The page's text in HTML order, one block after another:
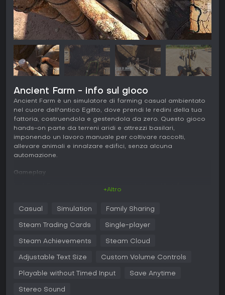
Ancient Farm - info sul gioco
Ancient Farm è un simulatore di farming casual ambientato
nel cuore dell'antico Egitto, dove prendi le redini della tua
fattoria, costruendola e gestendola da zero. Questo gioco
hands-on parte da terreni aridi e attrezzi basilari,
imponendo un lavoro manuale per coltivare raccolti,
allevare animali e innalzare edifici, senza alcuna
automazione.
Gameplay
semini varietà di colture come cereali, verdure, papiro e
canna da zucchero. Ogni pianta attraversa fasi di crescita
prevenire marciumi e ottenere rese abbondanti. Gli alberi da
ripetibili dopo la cura iniziale.
L'allevamento animali introduce un ulteriore livello: curi
+Altro
Casual Simulation Family Sharing
Steam Trading Cards Single-player
Steam Achievements Steam Cloud
Adjustable Text Size Custom Volume Controls
Playable without Timed Input Save Anytime
Stereo Sound